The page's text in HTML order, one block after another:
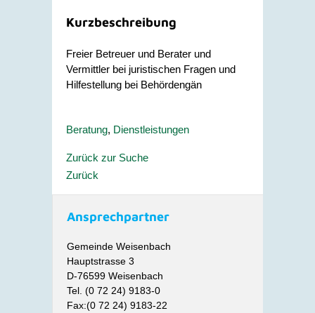
Kurzbeschreibung
Freier Betreuer und Berater und
Vermittler bei juristischen Fragen und
Hilfestellung bei Behördengän
Beratung, Dienstleistungen
Zurück zur Suche
Zurück
Ansprechpartner
Gemeinde Weisenbach
Hauptstrasse 3
D-76599 Weisenbach
Tel. (0 72 24) 9183-0
Fax:(0 72 24) 9183-22